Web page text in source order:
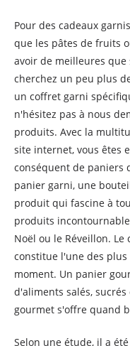
Pour des cadeaux
que les pâtes de fruits
avoir de meilleures
cherchez un peu plus
un coffret garni
n'hésitez pas à nous
produits. Avec la
site internet, vous êtes
conséquent de paniers
panier garni, une
produit qui fascine à
produits
Noël ou le Réveillon.
constitue l'une des
moment. Un panier
d'aliments salés,
gourmet s'offre quand
Selon une étude, il a